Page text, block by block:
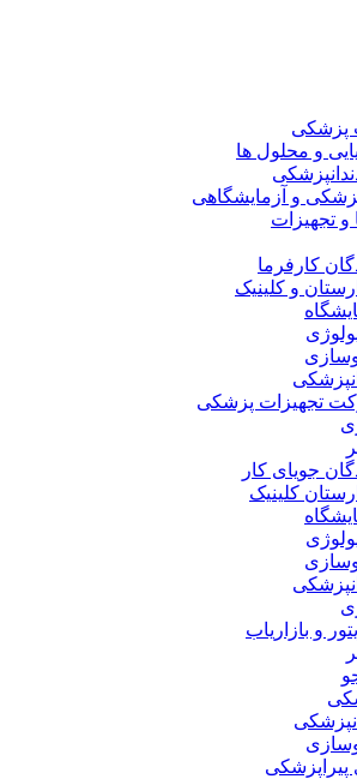
پزشکی
و محلول ها
و آزمایشگاهی
و تجهیزات
کارفرما
و کلینیک
تجهیزات پزشکی
جویای کار
کلینیک
و بازاریاب